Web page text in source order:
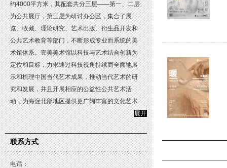
约4000平方米，其配套共分三层——第一、二层
为公共展厅，第三层为研讨办公区，集合了展
览、收藏、理论研究、艺术出版、衍生品开发和
公共艺术教育等部门，不断形成专业而系统的美
术馆体系。壹美美术馆以科技与艺术结合创新为
定位和目标，力求通过科技视角持续而全面地展
示和梳理中国当代艺术成果，推动当代艺术的研
究和发展，并且开展相应的公益性公共艺术活
动，为海淀北部地区提供更广阔丰富的文化艺术
空间。
展开
联系方式
电话：